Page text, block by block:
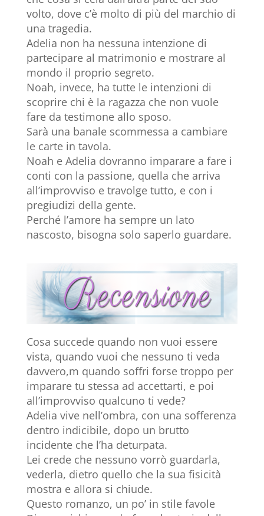
volto, dove c’è molto di più del marchio di
una tragedia.
Adelia non ha nessuna intenzione di
partecipare al matrimonio e mostrare al
mondo il proprio segreto.
Noah, invece, ha tutte le intenzioni di
scoprire chi è la ragazza che non vuole
fare da testimone allo sposo.
Sarà una banale scommessa a cambiare
le carte in tavola.
Noah e Adelia dovranno imparare a fare i
conti con la passione, quella che arriva
all’improvviso e travolge tutto, e con i
pregiudizi della gente.
Perché l’amore ha sempre un lato
nascosto, bisogna solo saperlo guardare.
Cosa succede quando non vuoi essere
vista, quando vuoi che nessuno ti veda
davvero,m quando soffri forse troppo per
imparare tu stessa ad accettarti, e poi
all’improvviso qualcuno ti vede?
Adelia vive nell’ombra, con una sofferenza
dentro indicibile, dopo un brutto
incidente che l’ha deturpata.
Lei crede che nessuno vorrò guardarla,
vederla, dietro quello che la sua fisicità
mostra e allora si chiude.
Questo romanzo, un po’ in stile favole